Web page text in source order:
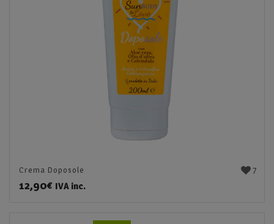
7
Crema Doposole
12,90€ IVA inc.